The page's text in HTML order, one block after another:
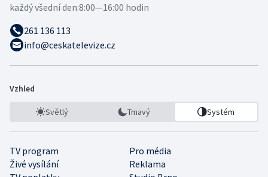
každý všední den:8:00—16:00 hodin
261 136 113
info@ceskatelevize.cz
Vzhled
Světlý Tmavý Systém
TV program
Pro média
Živé vysílání
Reklama